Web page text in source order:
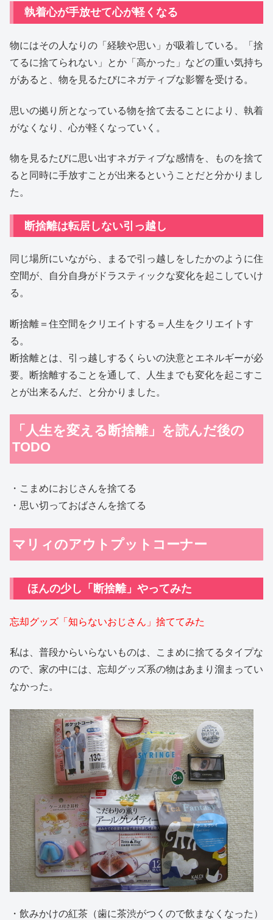
執着心が手放せて心が軽くなる
物にはその人なりの「経験や思い」が吸着している。「捨
てるに捨てられない」とか「高かった」などの重い気持ち
があると、物を見るたびにネガティブな影響を受ける。
思いの拠り所となっている物を捨て去ることにより、執着
がなくなり、心が軽くなっていく。
物を見るたびに思い出すネガティブな感情を、ものを捨て
ると同時に手放すことが出来るということだと分かりまし
た。
断捨離は転居しない引っ越し
同じ場所にいながら、まるで引っ越しをしたかのように住
空間が、自分自身がドラスティックな変化を起こしていけ
る。
断捨離＝住空間をクリエイトする＝人生をクリエイトす
る。
断捨離とは、引っ越しするくらいの決意とエネルギーが必
要。断捨離することを通して、人生までも変化を起こすこ
とが出来るんだ、と分かりました。
「人生を変える断捨離」を読んだ後の
TODO
・こまめにおじさんを捨てる
・思い切っておばさんを捨てる
マリィのアウトプットコーナー
ほんの少し「断捨離」やってみた
忘却グッズ「知らないおじさん」捨ててみた
私は、普段からいらないものは、こまめに捨てるタイプな
ので、家の中には、忘却グッズ系の物はあまり溜まってい
なかった。
・飲みかけの紅茶（歯に茶渋がつくので飲まなくなった）